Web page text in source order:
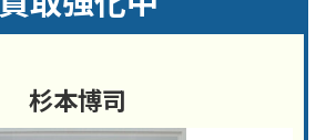
杉本博司